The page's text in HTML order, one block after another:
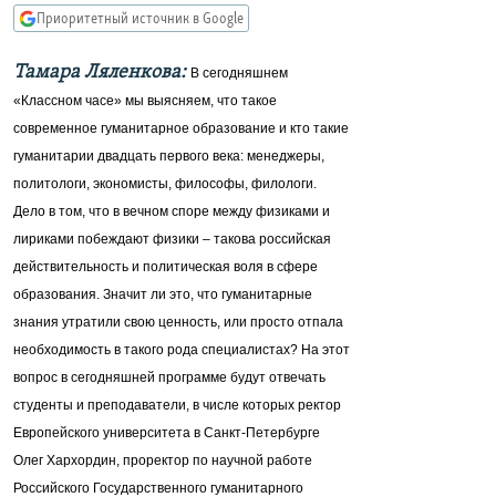
РАСПИСАНИЕ ВЕЩАНИЯ
ПОДПИШИТЕСЬ НА РАССЫЛКУ
СОЦИАЛЬНЫЕ СЕТИ
Все сайты РСЕ/РС
Приоритетный источник в Google
Тамара Ляленкова: В сегодняшнем
«Классном часе» мы выясняем, что такое
современное гуманитарное образование и кто такие
гуманитарии двадцать первого века: менеджеры,
политологи, экономисты, философы, филологи.
Дело в том, что в вечном споре между физиками и
лириками побеждают физики – такова российская
действительность и политическая воля в сфере
образования. Значит ли это, что гуманитарные
знания утратили свою ценность, или просто отпала
необходимость в такого рода специалистах? На этот
вопрос в сегодняшней программе будут отвечать
студенты и преподаватели, в числе которых ректор
Европейского университета в Санкт-Петербурге
Олег Хархордин, проректор по научной работе
Российского Государственного гуманитарного